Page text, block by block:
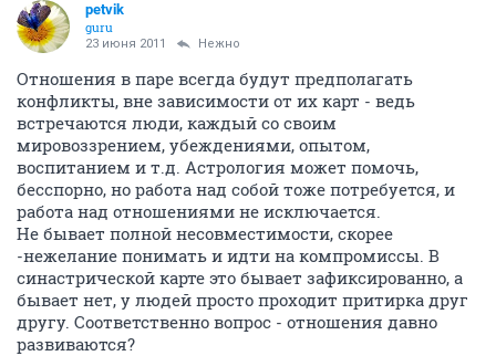
petvik
guru
23 июня 2011 Нежно
Отношения в паре всегда будут предполагать
конфликты, вне зависимости от их карт - ведь
встречаются люди, каждый со своим
мировоззрением, убеждениями, опытом,
воспитанием и т.д. Астрология может помочь,
бесспорно, но работа над собой тоже потребуется, и
работа над отношениями не исключается.
Не бывает полной несовместимости, скорее
-нежелание понимать и идти на компромиссы. В
синастрической карте это бывает зафиксированно, а
бывает нет, у людей просто проходит притирка друг
другу. Соответственно вопрос - отношения давно
развиваются?